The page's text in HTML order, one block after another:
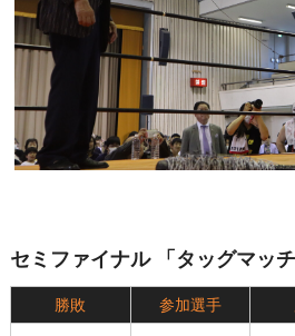
セミファイナル 「タッグマッ
勝敗 参加選手